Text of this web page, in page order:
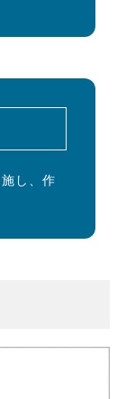
し、作